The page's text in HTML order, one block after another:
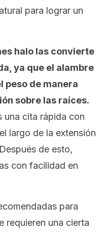
para lograr un
halo las convierte
ya que el alambre
peso de manera
sobre las raíces.
una cita rápida con
largo de la extensión
de esto,
con facilidad en
para
requieren una cierta